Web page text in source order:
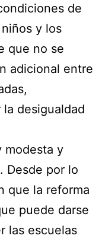
de
y los
que no se
adicional entre
desigualdad
modesta y
Desde por lo
que la reforma
puede darse
las escuelas